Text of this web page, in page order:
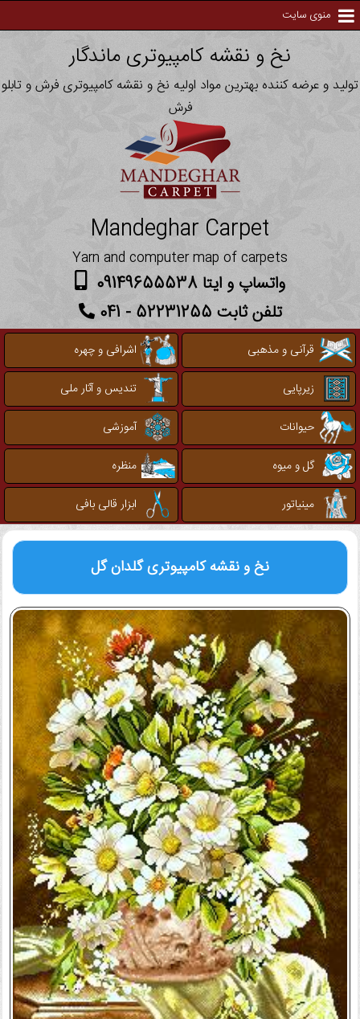
منوی سایت
نخ و نقشه کامپیوتری ماندگار
تولید و عرضه کننده بهترین مواد اولیه نخ و نقشه کامپیوتری فرش و تابلو
فرش
Mandeghar Carpet
Yarn and computer map of carpets
واتساپ و ایتا 09149655538
تلفن ثابت 52231255 - 041
قرآنی و مذهبی
اشرافی و چهره
زیرپایی
تندیس و آثار ملی
حیوانات
آموزشی
گل و میوه
منظره
مینیاتور
ابزار قالی بافی
نخ و نقشه کامپیوتریگلدان گل